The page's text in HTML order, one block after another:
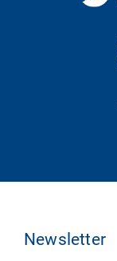
Newsletter